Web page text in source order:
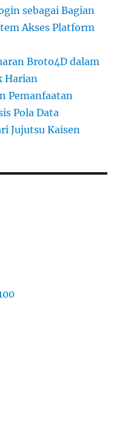
sebagai Bagian
Akses Platform
Broto4D dalam
Harian
Pemanfaatan
Pola Data
Jujutsu Kaisen